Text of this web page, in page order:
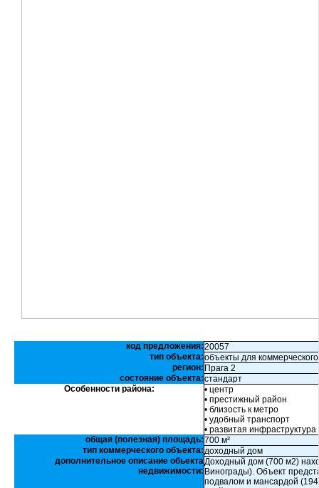
код предложения:20057
тип объекта:объекты для
регион: Прага 2
состояние объекта:стандарт
Особенности района:
• центр
• престижный район
• близость к метро
• удобный транспорт
• развитая инфраструктура
общая (полезная) площадь:700 м²
тип коммерческого объекта:доходный дом
дополнительное описание обьекта
недвижимости:
Доходный дом (700 м2)
Винограды). Объект
подвалом и мансардой